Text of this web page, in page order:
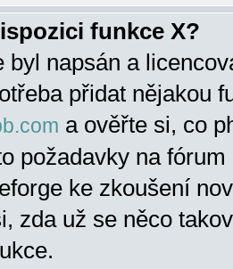
funkce X?
byl napsán a
přidat nějakou
a ověřte si, co
požadavky na
ke zkoušení
zda už se něco